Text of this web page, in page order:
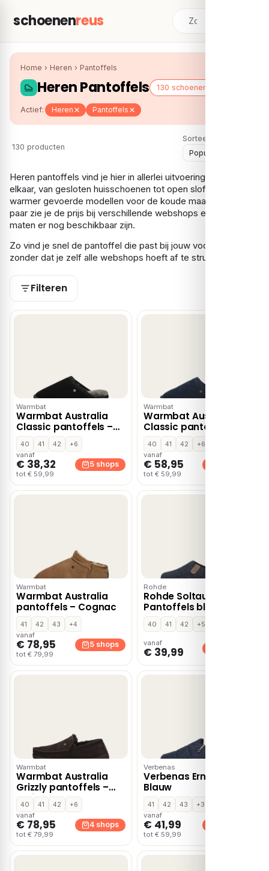
schoenenreus
Home › Heren › Pantoffels
Heren Pantoffels 130 schoenen
Actief: Heren Pantoffels
130 producten
Sorteer:
Heren pantoffels vind je hier in allerlei uitvoeringen naast
elkaar, van gesloten huisschoenen tot open sloffen en
warmer gevoerde modellen voor de koude maanden. Per
paar zie je de prijs bij verschillende webshops en welke
maten er nog beschikbaar zijn.
Zo vind je snel de pantoffel die past bij jouw voorkeur,
zonder dat je zelf alle webshops hoeft af te struinen.
Filteren
Warmbat
Warmbat Australia
Classic pantoffels –
Zwart
40 41 42
+6
vanaf
€ 38,32
tot € 59,99
5 shops
Warmbat
Warmbat Australia
Classic pantoffels –
Blauw
40 41 42
+6
vanaf
€ 58,95
tot € 59,99
Warmbat
Warmbat Australia
pantoffels – Cognac
41 42 43
+4
vanaf
€ 78,95
tot € 79,99
5 shops
Rohde
Rohde Soltau
Pantoffels blauw Vilt
40 41 42 +5
vanaf
€ 39,99
Warmbat
Warmbat Australia
Grizzly pantoffels –
Bruin
40 41 42
+6
vanaf
€ 78,95
tot € 79,99
4 shops
Verbenas
Verbenas Ernest –
Blauw
41 42 43
+3
vanaf
€ 41,99
tot € 59,99